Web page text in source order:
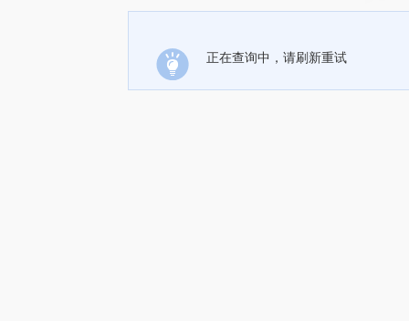
正在查询中，请刷新重试